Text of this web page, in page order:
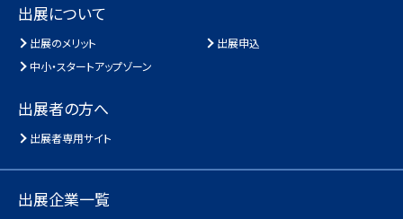
出展について
出展のメリット
出展申込
中小・スタートアップゾーン
出展者の方へ
出展者専用サイト
出展企業一覧